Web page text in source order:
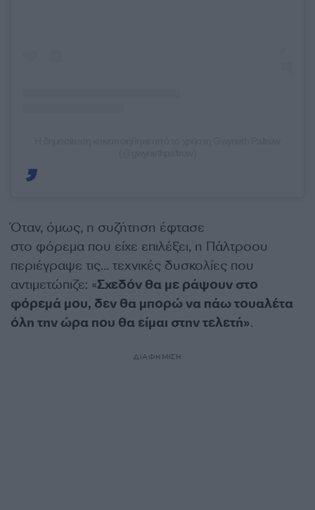
Όταν, όμως, η συζήτηση έφτασε
στο φόρεμα που είχε επιλέξει, η Πάλτροου
περιέγραψε τις… τεχνικές δυσκολίες που
αντιμετώπιζε: «Σχεδόν θα με ράψουν στο
φόρεμά μου, δεν θα μπορώ να πάω τουαλέτα
όλη την ώρα που θα είμαι στην τελετή».
ΔΙΑΦΗΜΙΣΗ